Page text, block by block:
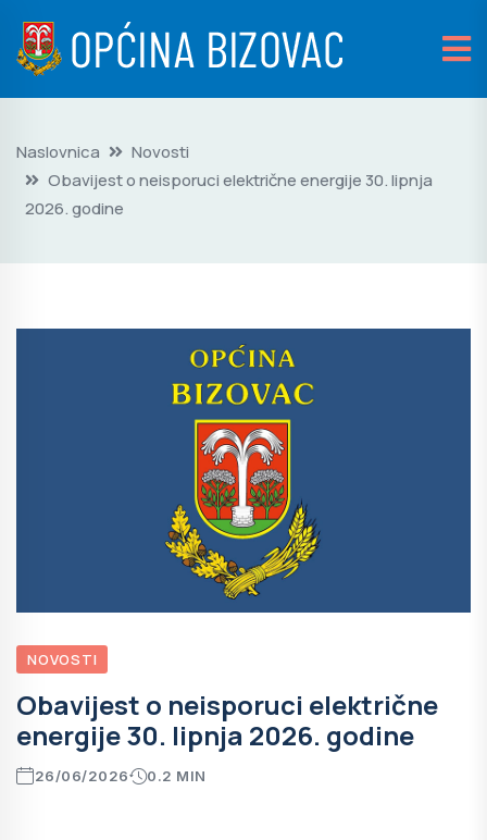
Naslovnica
Novosti
Obavijest o neisporuci električne energije 30. lipnja
2026. godine
NOVOSTI
Obavijest o neisporuci električne
energije 30. lipnja 2026. godine
26/06/2026 0.2 MIN